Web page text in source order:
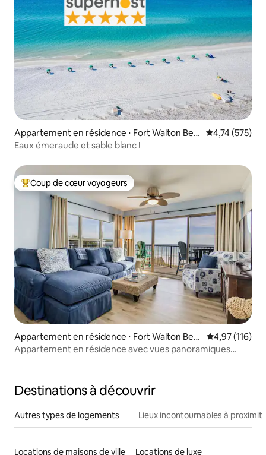
Appartement en résidence ⋅ Fort Walton Bea
ch
Évaluation
4,74 (575)
Eaux émeraude et sable blanc !
Coups de cœur voyageurs les plus appréciés
Coup de cœur voyageurs
Appartement en résidence ⋅ Fort Walton Bea
ch
Évaluation
4,97 (116)
Appartement en résidence avec vues panoramiques
Destinations à découvrir
Autres types de logements Lieux incontournables à
Locations de maisons de ville Locations de luxe